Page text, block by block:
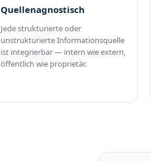
Quellenagnostisch
Jede strukturierte oder
unstrukturierte Informationsquelle
ist integrierbar — intern wie extern,
öffentlich wie proprietär.